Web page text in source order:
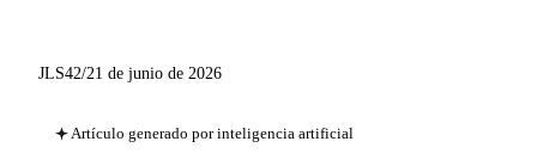
JLS42/21 de junio de 2026
Artículo generado por inteligencia artificial